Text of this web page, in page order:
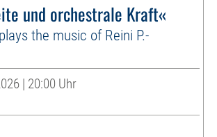
und orchestrale Kraft«
the music of Reini P.-
| 20:00 Uhr